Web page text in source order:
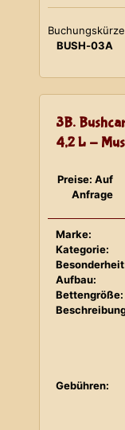
BUSH-03A
3B.
4,2 L -
Preise: Auf
Anfrage
Marke:
Kategorie:
Aufbau:
Bettengröße:
Gebühren: